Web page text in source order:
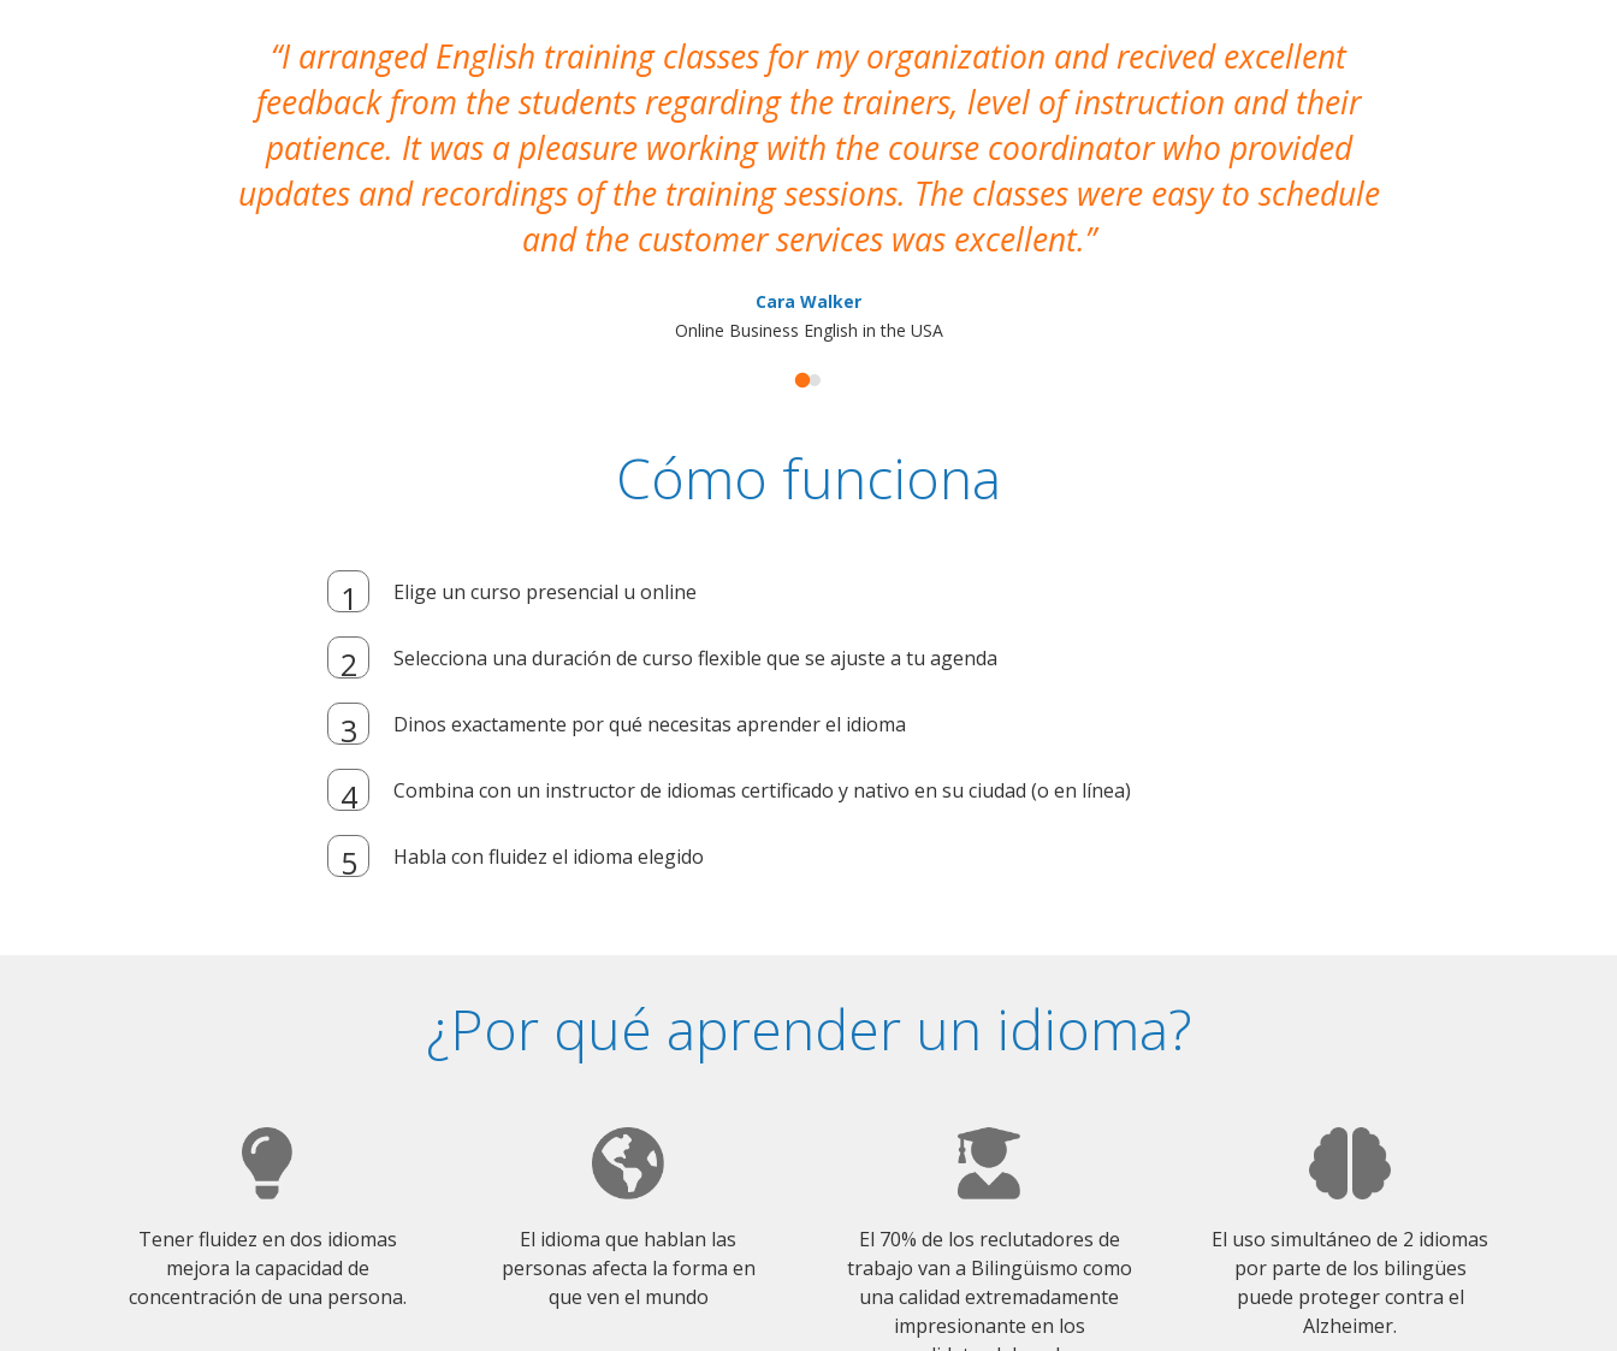
I arranged English training classes for my organization and recived excellent
feedback from the students regarding the trainers, level of instruction and their
patience. It was a pleasure working with the course coordinator who provided
updates and recordings of the training sessions. The classes were easy to schedule
and the customer services was excellent.
Cara Walker
Online Business English in the USA
Cómo funciona
Elige un curso presencial u online
Selecciona una duración de curso flexible que se ajuste a tu agenda
Dinos exactamente por qué necesitas aprender el idioma
Combina con un instructor de idiomas certificado y nativo en su ciudad (o en línea)
Habla con fluidez el idioma elegido
¿Por qué aprender un idioma?
Tener fluidez en dos idiomas
mejora la capacidad de
concentración de una persona.
El idioma que hablan las
personas afecta la forma en
que ven el mundo
El 70% de los reclutadores de
trabajo van a Bilingüismo como
una calidad extremadamente
impresionante en los
El uso simultáneo de 2 idiomas
por parte de los bilingües
puede proteger contra el
Alzheimer.